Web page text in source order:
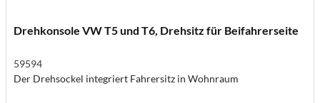
Drehkonsole VW T5 und T6, Drehsitz für Beifahrerseite
59594
Der Drehsockel integriert Fahrersitz in Wohnraum